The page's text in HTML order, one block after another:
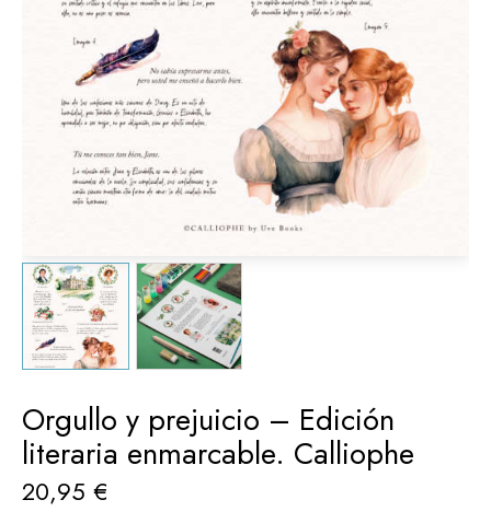
Orgullo y prejuicio – Edición
literaria enmarcable. Calliophe
20,95 €